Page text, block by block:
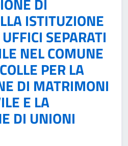
ISTITUZIONE
SEPARATI
NEL COMUNE
PER LA
DI MATRIMONI
E LA
DI UNIONI